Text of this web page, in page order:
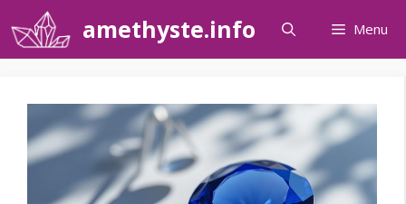
au
contenu
amethyste.info Menu